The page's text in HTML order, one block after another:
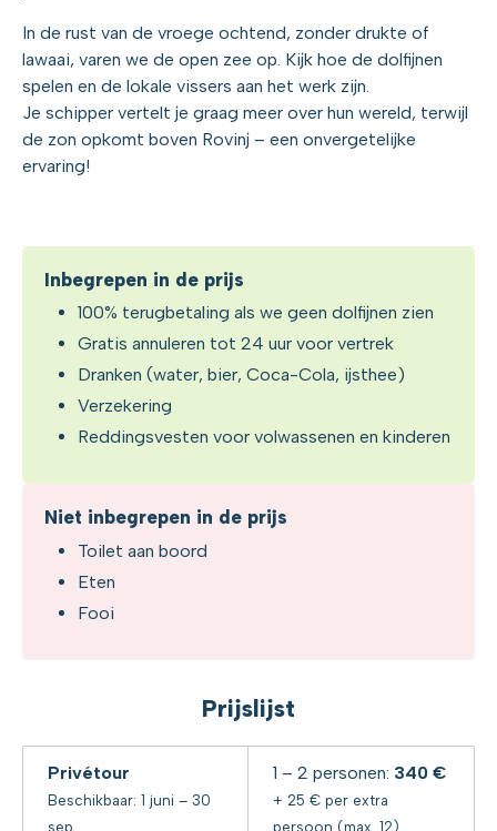
In de rust van de vroege ochtend, zonder drukte of
lawaai, varen we de open zee op. Kijk hoe de dolfijnen
spelen en de lokale vissers aan het werk zijn.
Je schipper vertelt je graag meer over hun wereld, terwijl
de zon opkomt boven Rovinj – een onvergetelijke
ervaring!
Inbegrepen in de prijs
100% terugbetaling als we geen dolfijnen zien
Gratis annuleren tot 24 uur voor vertrek
Dranken (water, bier, Coca-Cola, ijsthee)
Verzekering
Reddingsvesten voor volwassenen en kinderen
Niet inbegrepen in de prijs
Toilet aan boord
Eten
Fooi
Prijslijst
Privétour
Beschikbaar: 1 juni – 30
sep
1 – 2 personen: 340 €
+ 25 € per extra
persoon (max. 12)